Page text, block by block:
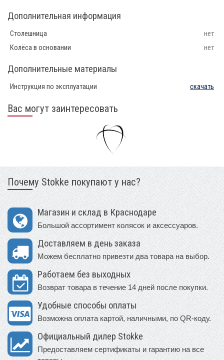
Дополнительная информация
Столешница
нет
Колёса в основании
нет
Дополнительные материалы
Инструкция по эксплуатации скачать
Вас могут заинтересовать
Почему Stokke покупают у нас?
Магазин и склад в Краснодаре
Большой ассортимент колясок и аксессуаров.
Доставляем в день заказа
Можем бесплатно привезти два товара на выбор.
Работаем без выходных
Возврат товара в течение 14 дней после покупки.
Удобные способы оплаты
Возможна оплата картой, наличными, по QR-коду.
Официальный дилер Stokke
Предоставляем сертификаты и гарантию на все